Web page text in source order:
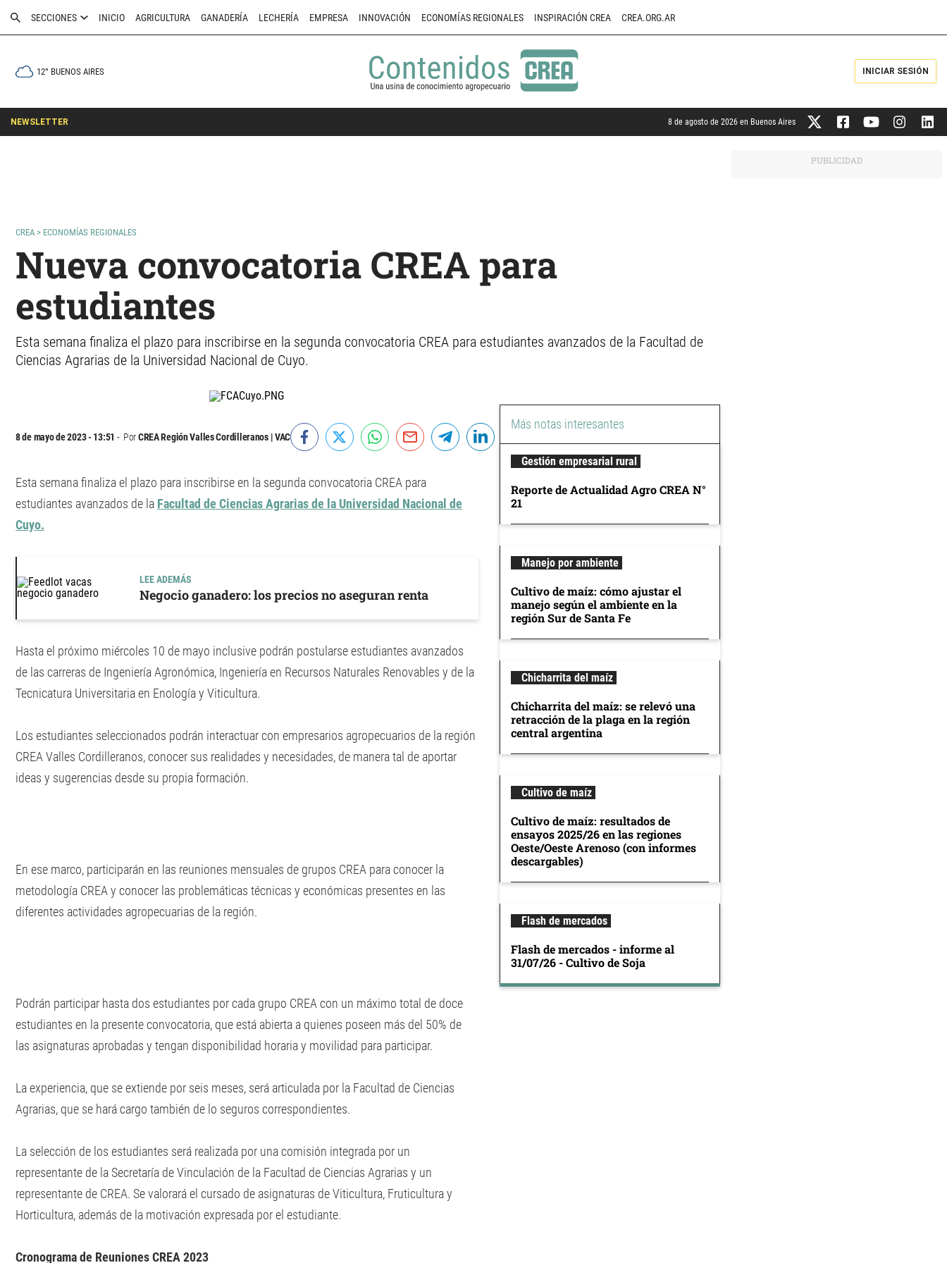
SECCIONES INICIO AGRICULTURA GANADERÍA LECHERÍA EMPRESA INNOVACIÓN ECONOMÍAS REGIONALES INSPIRACIÓN CREA CREA.ORG.AR
12° BUENOS AIRES INICIAR SESIÓN
NEWSLETTER 8 de agosto de 2026 en Buenos Aires
CREA > ECONOMÍAS REGIONALES
Nueva convocatoria CREA para
estudiantes
Esta semana finaliza el plazo para inscribirse en la segunda convocatoria CREA para estudiantes avanzados de la Facultad de
Ciencias Agrarias de la Universidad Nacional de Cuyo.
8 de mayo de 2023 - 13:51 PorCREA Región Valles Cordilleranos | VAC
Esta semana finaliza el plazo para inscribirse en la segunda convocatoria CREA para
estudiantes avanzados de la Facultad de Ciencias Agrarias de la Universidad Nacional de
Cuyo.
LEE ADEMÁS
Negocio ganadero: los precios no aseguran renta
Hasta el próximo miércoles 10 de mayo inclusive podrán postularse estudiantes avanzados
de las carreras de Ingeniería Agronómica, Ingeniería en Recursos Naturales Renovables y de la
Tecnicatura Universitaria en Enología y Viticultura.
Los estudiantes seleccionados podrán interactuar con empresarios agropecuarios de la región
CREA Valles Cordilleranos, conocer sus realidades y necesidades, de manera tal de aportar
ideas y sugerencias desde su propia formación.
En ese marco, participarán en las reuniones mensuales de grupos CREA para conocer la
metodología CREA y conocer las problemáticas técnicas y económicas presentes en las
diferentes actividades agropecuarias de la región.
Podrán participar hasta dos estudiantes por cada grupo CREA con un máximo total de doce
estudiantes en la presente convocatoria, que está abierta a quienes poseen más del 50% de
las asignaturas aprobadas y tengan disponibilidad horaria y movilidad para participar.
La experiencia, que se extiende por seis meses, será articulada por la Facultad de Ciencias
Agrarias, que se hará cargo también de lo seguros correspondientes.
La selección de los estudiantes será realizada por una comisión integrada por un
representante de la Secretaría de Vinculación de la Facultad de Ciencias Agrarias y un
representante de CREA. Se valorará el cursado de asignaturas de Viticultura, Fruticultura y
Horticultura, además de la motivación expresada por el estudiante.
Cronograma de Reuniones CREA 2023
Más notas interesantes
Gestión empresarial rural
Reporte de Actualidad Agro CREA N°
21
Manejo por ambiente
Cultivo de maíz: cómo ajustar el
manejo según el ambiente en la
región Sur de Santa Fe
Chicharrita del maíz
Chicharrita del maíz: se relevó una
retracción de la plaga en la región
central argentina
Cultivo de maíz
Cultivo de maíz: resultados de
ensayos 2025/26 en las regiones
Oeste/Oeste Arenoso (con informes
descargables)
Flash de mercados
Flash de mercados - informe al
31/07/26 - Cultivo de Soja